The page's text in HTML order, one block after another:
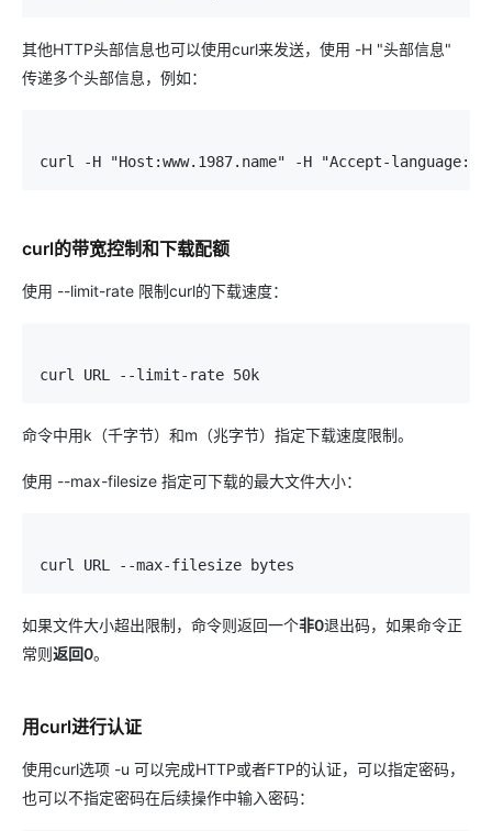
其他HTTP头部信息也可以使用curl来发送，使用 -H "头部信息"
传递多个头部信息，例如：
curl -H "Host:www.1987.name" -H "Accept-
curl的带宽控制和下载配额
使用 --limit-rate 限制curl的下载速度：
curl URL --limit-rate 50k
命令中用k（千字节）和m（兆字节）指定下载速度限制。
使用 --max-filesize 指定可下载的最大文件大小：
curl URL --max-filesize bytes
如果文件大小超出限制，命令则返回一个非0退出码，如果命令正
常则返回0。
用curl进行认证
使用curl选项 -u 可以完成HTTP或者FTP的认证，可以指定密码，
也可以不指定密码在后续操作中输入密码：